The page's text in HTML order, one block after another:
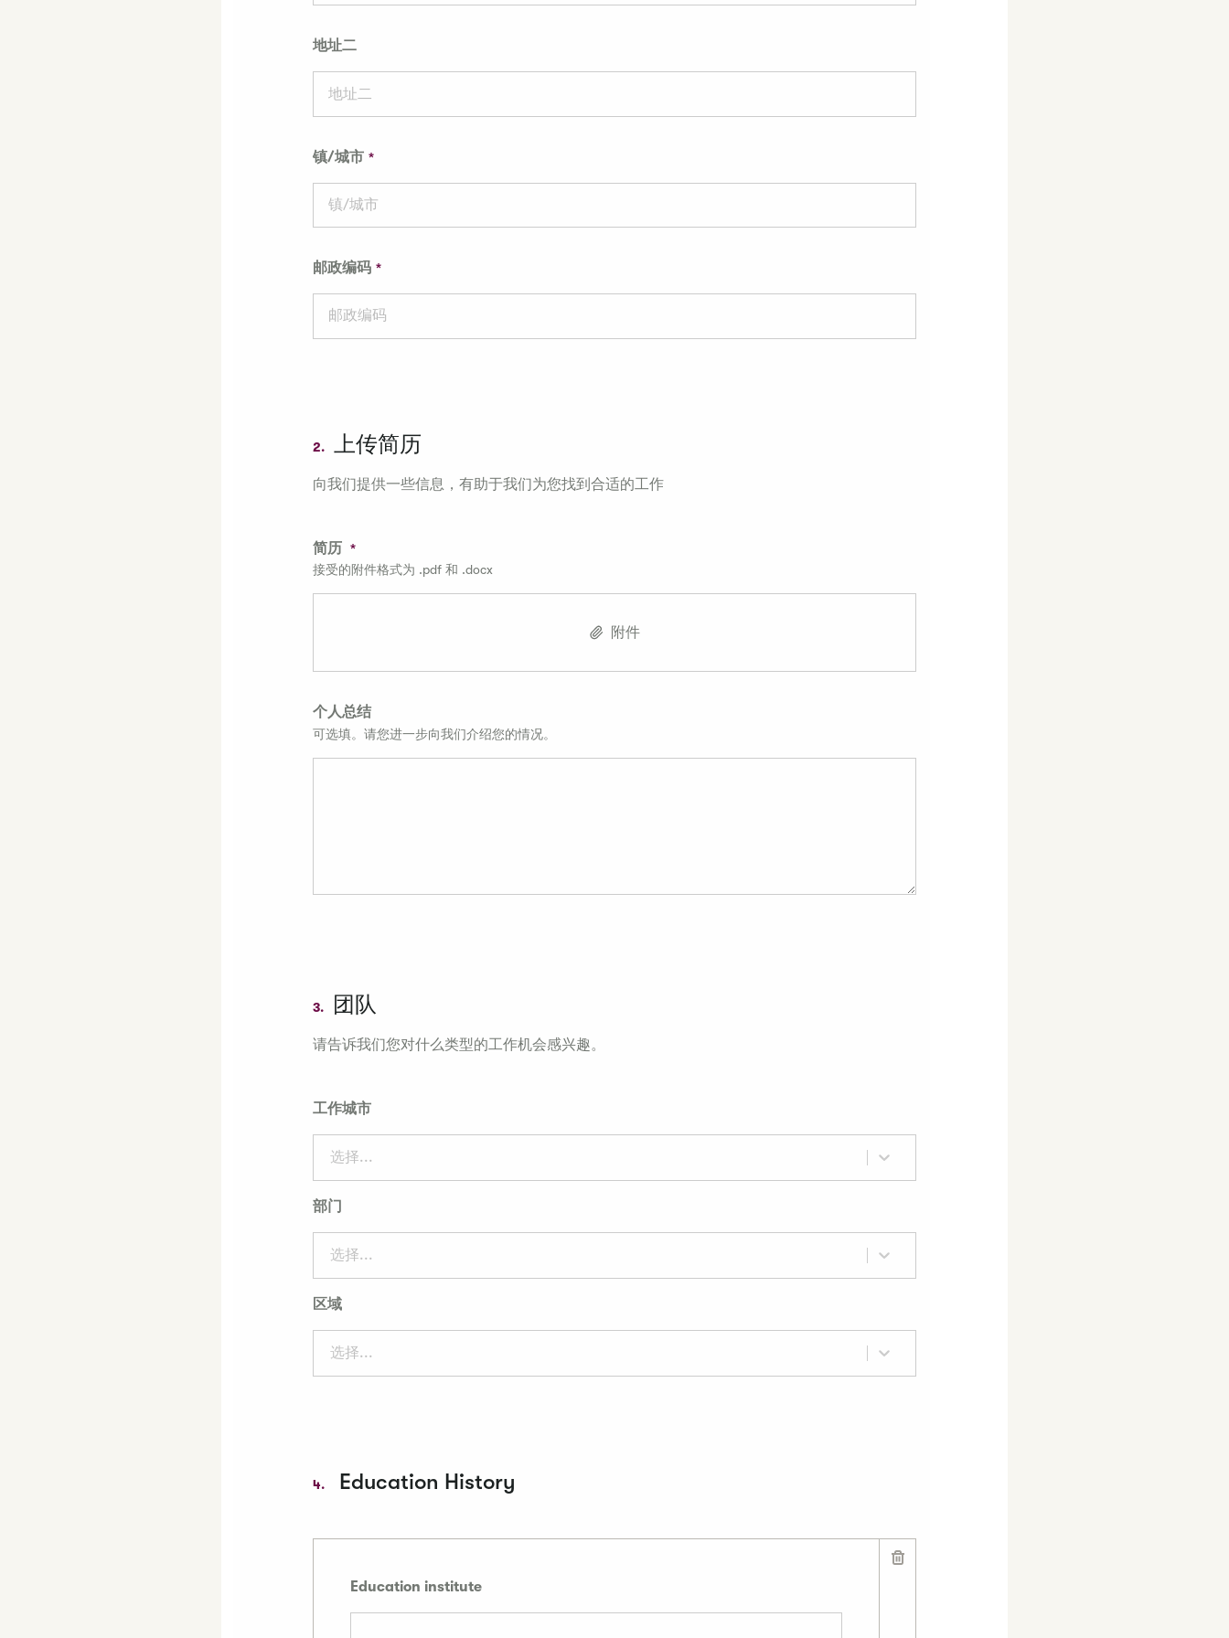
地址二
镇/城市
邮政编码
2. 上传简历
向我们提供一些信息，有助于我们为您找到合适的工作
简历
接受的附件格式为 .pdf 和 .docx
附件
个人总结
可选填。请您进一步向我们介绍您的情况。
3. 团队
请告诉我们您对什么类型的工作机会感兴趣。
工作城市
选择...
部门
选择...
区域
选择...
4. Education History
Education institute